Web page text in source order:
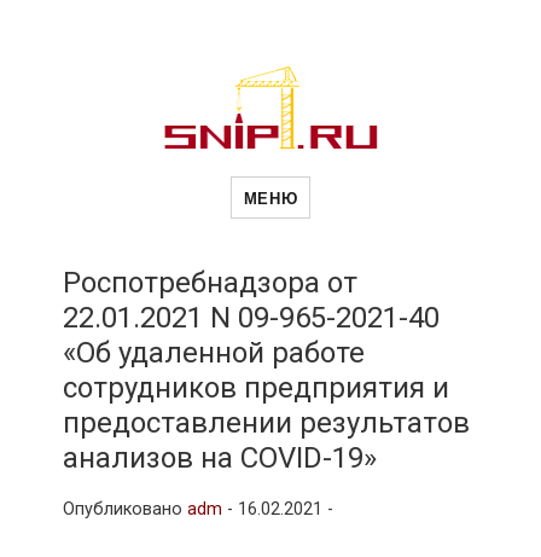
Новости
и
МЕНЮ
Роспотребнадзора от
22.01.2021 N 09-965-2021-40
«Об удаленной работе
сотрудников предприятия и
предоставлении результатов
анализов на COVID-19»
Опубликовано adm - 16.02.2021 -